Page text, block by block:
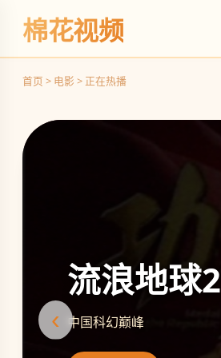
棉花视频
首页 > 电影 > 正在热播
流浪地球2
中国科幻巅峰
‹